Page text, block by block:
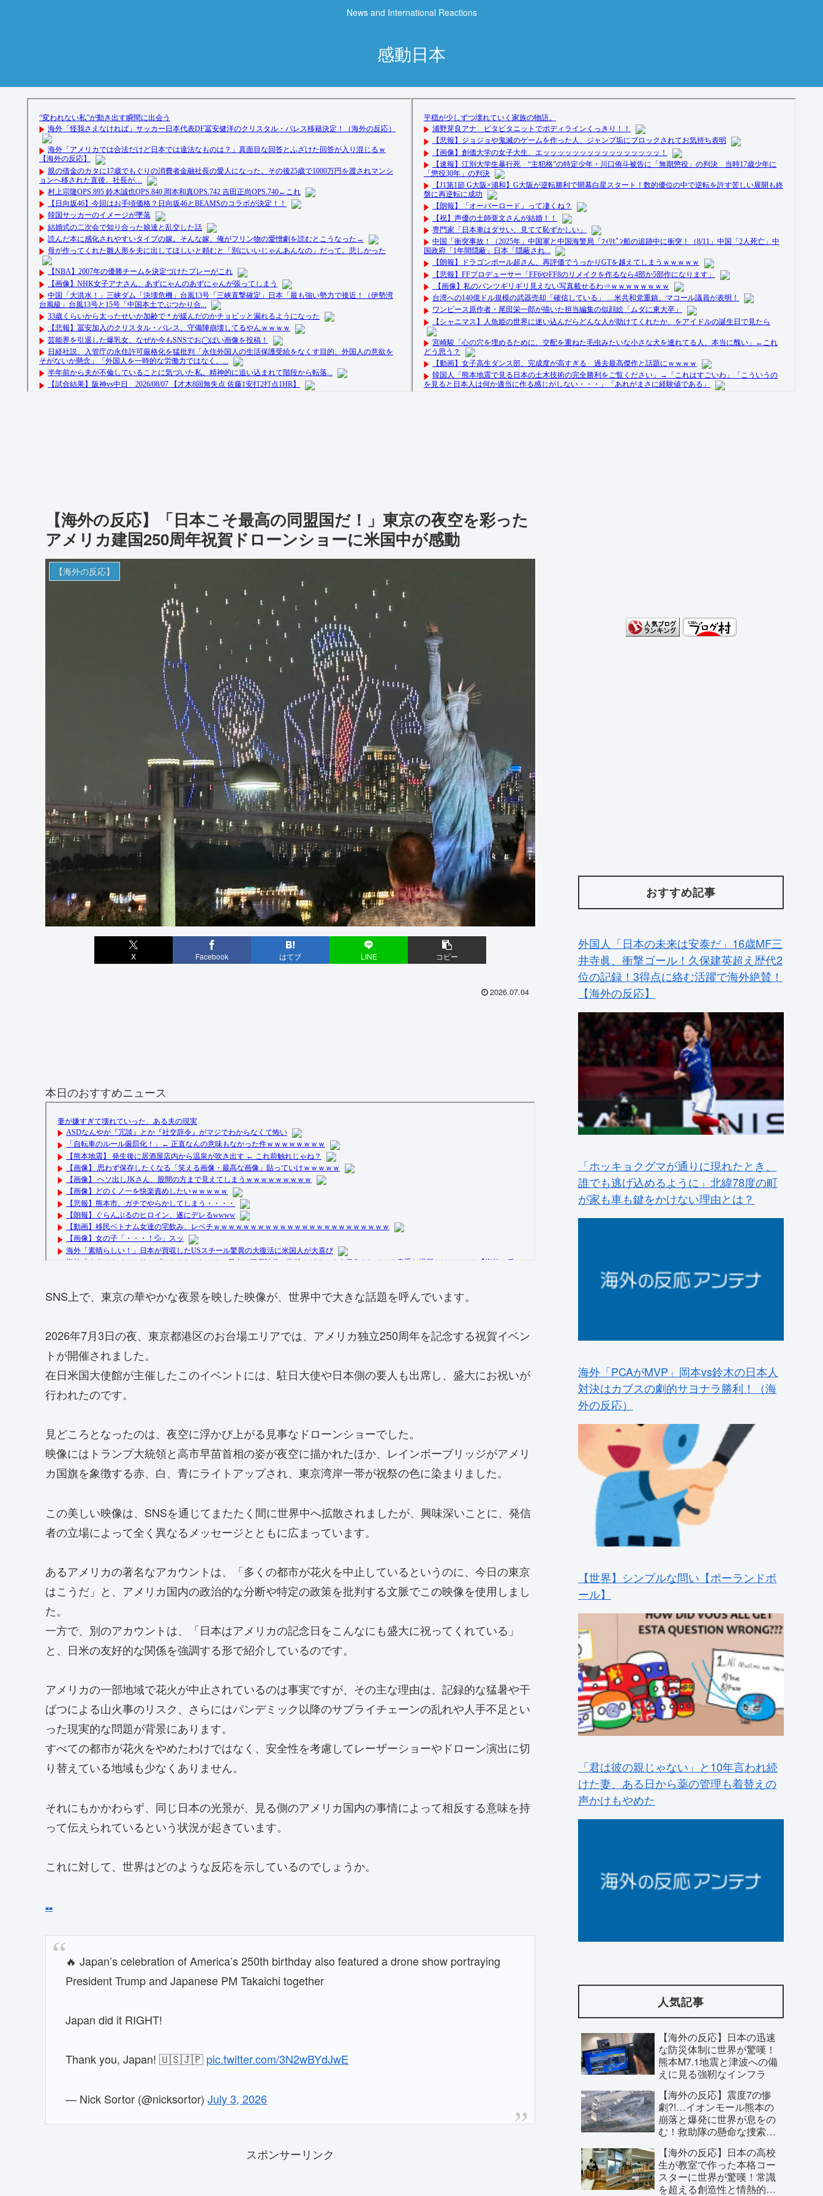
News and International Reactions
感動日本
【海外の反応】「日本こそ最高の同盟国だ！」東京の夜空を彩った
アメリカ建国250周年祝賀ドローンショーに米国中が感動
【海外の反応】
X Facebook はてブ LINE コピー
2026.07.04
本日のおすすめニュース
SNS上で、東京の華やかな夜景を映した映像が、世界中で大きな話題を呼んでいます。
2026年7月3日の夜、東京都港区のお台場エリアでは、アメリカ独立250周年を記念する祝賀イベン
トが開催されました。
在日米国大使館が主催したこのイベントには、駐日大使や日本側の要人も出席し、盛大にお祝いが
行われたのです。
見どころとなったのは、夜空に浮かび上がる見事なドローンショーでした。
映像にはトランプ大統領と高市早苗首相の姿が夜空に描かれたほか、レインボーブリッジがアメリ
カ国旗を象徴する赤、白、青にライトアップされ、東京湾岸一帯が祝祭の色に染まりました。
この美しい映像は、SNSを通じてまたたく間に世界中へ拡散されましたが、興味深いことに、発信
者の立場によって全く異なるメッセージとともに広まっています。
あるアメリカの著名なアカウントは、「多くの都市が花火を中止しているというのに、今日の東京
はこうだ」と、アメリカ国内の政治的な分断や特定の政策を批判する文脈でこの映像を使用しまし
た。
一方で、別のアカウントは、「日本はアメリカの記念日をこんなにも盛大に祝ってくれている」
と、日米の友好的な関係を強調する形で紹介しているのです。
アメリカの一部地域で花火が中止されているのは事実ですが、その主な理由は、記録的な猛暑や干
ばつによる山火事のリスク、さらにはパンデミック以降のサプライチェーンの乱れや人手不足とい
った現実的な問題が背景にあります。
すべての都市が花火をやめたわけではなく、安全性を考慮してレーザーショーやドローン演出に切
り替えている地域も少なくありません。
それにもかかわらず、同じ日本の光景が、見る側のアメリカ国内の事情によって相反する意味を持
って伝えられているという状況が起きています。
これに対して、世界はどのような反応を示しているのでしょうか。
■■
🔥 Japan’s celebration of America’s 250th birthday also featured a drone show portraying
President Trump and Japanese PM Takaichi together
Japan did it RIGHT!
Thank you, Japan! 🇺🇸🇯🇵 pic.twitter.com/3N2wBYdJwE
— Nick Sortor (@nicksortor)July 3, 2026
スポンサーリンク
おすすめ記事
井寺眞、衝撃ゴール！久保建英超え歴代2
位の記録！3得点に絡む活躍で海外絶賛！
【海外の反応】
誰でも逃げ込めるように」北緯78度の町
が家も車も鍵をかけない理由とは？
対決はカブスの劇的サヨナラ勝利！（海
外の反応）
ール】
けた妻、ある日から薬の管理も着替えの
声かけもやめた
IT業界は色々と問題があるからな」「ゲ
ームのUIは優れてるのに不思議」
【尊すぎ】『きみが死ぬまで恋をした
人気記事
【海外の反応】日本の迅速
な防災体制に世界が驚嘆！
熊本M7.1地震と津波への備
えに見る強靭なインフラ
【海外の反応】震度7の惨
劇?!…イオンモール熊本の
崩落と爆発に世界が息をの
む！救助隊の懸命な捜索に
寄せられた祈り
【海外の反応】日本の高校
生が教室で作った本格コー
スターに世界が驚嘆！常識
を超える創造性と情熱的な
ものづくりに称賛の嵐